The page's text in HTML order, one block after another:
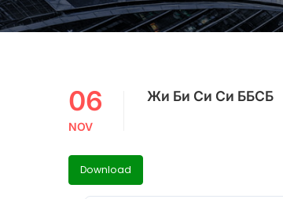
06
NOV
Жи Би Си Си ББСБ
Download